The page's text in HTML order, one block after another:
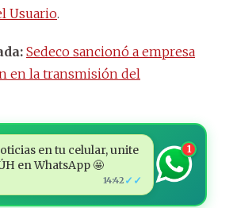
Usuario.
Sedeco sancionó a empresa
en la transmisión del
en tu celular, unite
en WhatsApp 🤩
14:42 ✓✓
1